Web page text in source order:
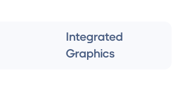
Integrated
Graphics